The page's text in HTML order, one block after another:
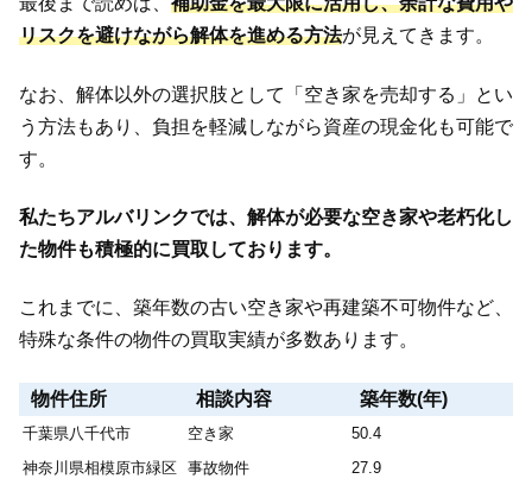
リスクを避けながら解体を進める方法が見えてきます。
なお、解体以外の選択肢として「空き家を売却する」とい
う方法もあり、負担を軽減しながら資産の現金化も可能で
す。
私たちアルバリンクでは、解体が必要な空き家や老朽化し
た物件も積極的に買取しております。
これまでに、築年数の古い空き家や再建築不可物件など、
特殊な条件の物件の買取実績が多数あります。
物件住所 相談内容 築年数(年)
千葉県八千代市 空き家
50.4
神奈川県相模原市緑区 事故物件
27.9